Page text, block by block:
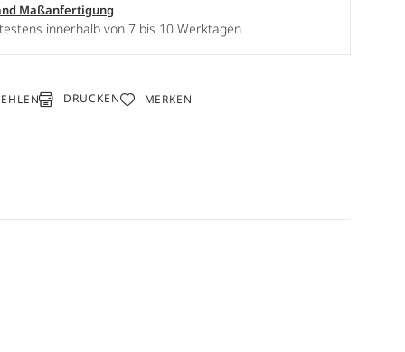
Maßanfertigung
innerhalb von 7 bis 10 Werktagen
DRUCKEN MERKEN